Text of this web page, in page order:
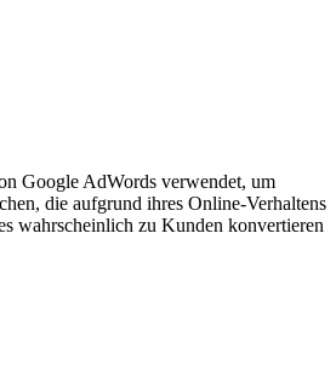
Google AdWords verwendet, um
die aufgrund ihres Online-Verhaltens
wahrscheinlich zu Kunden konvertieren